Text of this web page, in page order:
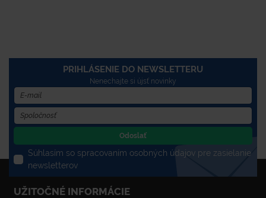
PRIHLÁSENIE DO NEWSLETTERU
Nenechajte si újsť novinky
Odoslať
Súhlasím so spracovaním osobných údajov pre zasielanie
newsletterov
UŽITOČNÉ INFORMÁCIE